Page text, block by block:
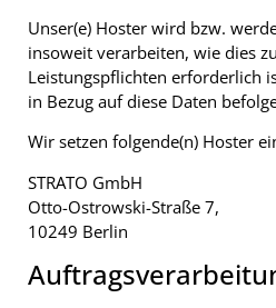
Unser(e) Hoster wird bzw.
insoweit verarbeiten, wie dies
Leistungspflichten erforderlich
in Bezug auf diese Daten
Wir setzen folgende(n) Hoster
STRATO GmbH
Otto-Ostrowski-Straße 7,
10249 Berlin